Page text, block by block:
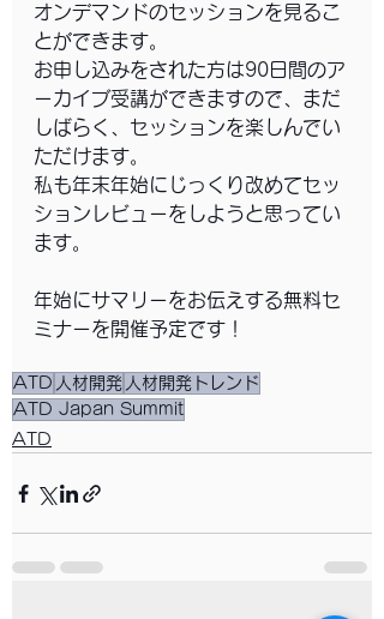
オンデマンドのセッションを見るこ
とができます。
お申し込みをされた方は90日間のア
ーカイブ受講ができますので、まだ
しばらく、セッションを楽しんでい
ただけます。
私も年末年始にじっくり改めてセッ
ションレビューをしようと思ってい
ます。
年始にサマリーをお伝えする無料セ
ミナーを開催予定です！
ATD 人材開発 人材開発トレンド
ATD Japan Summit
ATD